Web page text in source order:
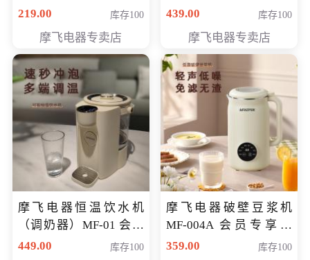
专享价118元
219.00 库存100
摩飞电器专卖店
元
439.00 库存100
摩飞电器专卖店
摩飞电器恒温饮水机
（调奶器）MF-01 会员
专享价366元
449.00 库存100
摩飞电器破壁豆浆机
MF-004A 会员专享价
168元
359.00 库存100